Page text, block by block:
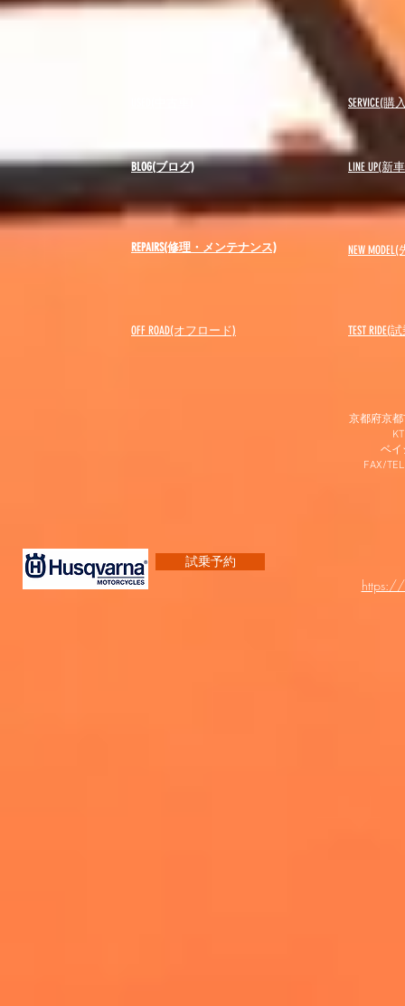
BLOG(ブログ)
SERVICE(
LINE UP(新
REPAIRS(修理・メンテナンス) NEW MODEL(
OFF ROAD(オフロード) ​TEST RIDE(
京都府京
ベイ
FAX/
試乗予約
https://